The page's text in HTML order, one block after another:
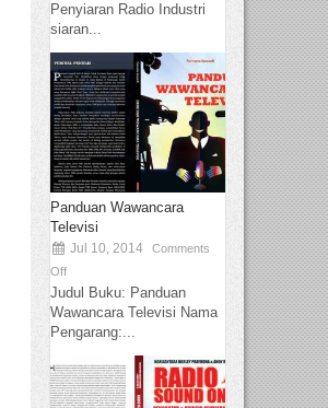
Penyiaran Radio Industri
siaran...
Panduan Wawancara
Televisi
Jul 10, 2014
Comments
Off
Judul Buku: Panduan
Wawancara Televisi Nama
Pengarang:...